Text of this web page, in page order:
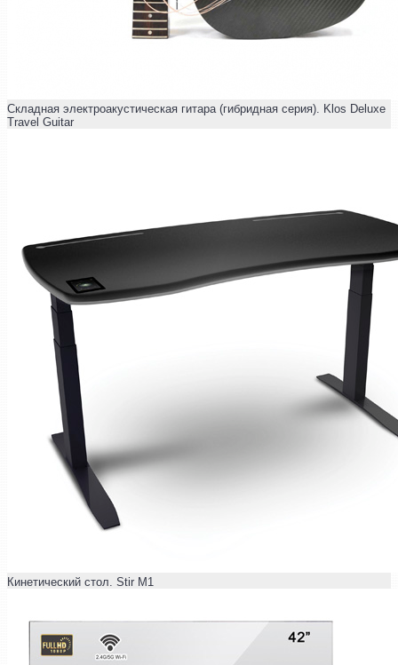
Складная электроакустическая гитара (гибридная серия). Klos Deluxe
Travel Guitar
Кинетический стол. Stir M1